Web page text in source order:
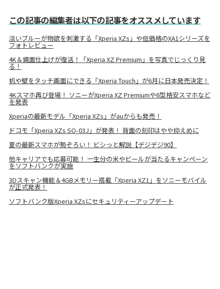
この記事の編集者は以下の記事をオススメしています
淡いブルーが物欲を刺激する「Xperia XZs」や低価格のXA1シリーズを
フォトレビュー
4K＆鏡面仕上げが復活！「Xperia XZ Premium」を写真でじっくり見
る！
机や壁をタッチ画面にできる「Xperia Touch」が6月に日本発売決定！
4Kスマホ再び登場！ ソニーがXperia XZ Premiumや6型格安スマホなど
を発表
Xperiaの最新モデル「Xperia XZs」がauからも発売！
ドコモ「Xperia XZs SO-03J」が発表！ 背面の刻印はやや抑えめに
夏の最新スマホが勢ぞろい！ ビシっと解説【デジデジ90】
他キャリアでも応募可能！ 一生分の米やビールが当たるキャンペーン
をソフトバンクが実施
3Dスキャン機能＆4GBメモリー搭載「Xperia XZ1」をソニーモバイル
が正式発表！
ソフトバンク版Xperia XZsにセキュリティーアップデート